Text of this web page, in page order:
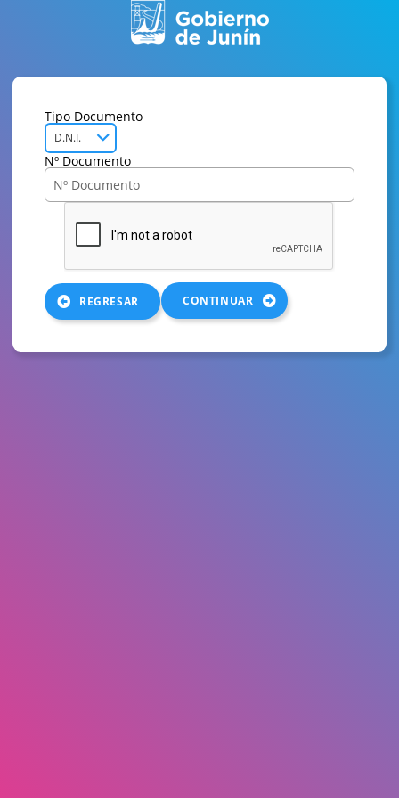
Tipo Documento
D.N.I.
Nº Documento
REGRESAR CONTINUAR